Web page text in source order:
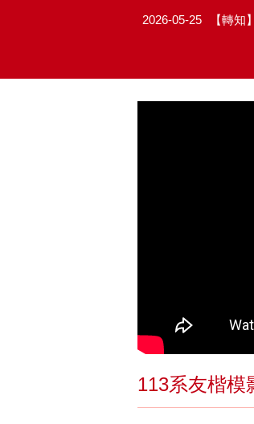
2026-05-25 【轉
113系友楷模